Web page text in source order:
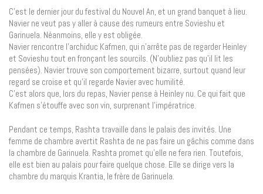
C’est le dernier jour du festival du Nouvel An, et un grand banquet à lieu.
Navier ne veut pas y aller à cause des rumeurs entre Sovieshu et
Garinuela. Néanmoins, elle y est obligée.
Navier rencontre l’archiduc Kafmen, qui n’arrête pas de regarder Heinley
et Sovieshu tout en fronçant les sourcils. (N’oubliez pas qu’il lit les
pensées). Navier trouve son comportement bizarre, surtout quand leur
regard se croise et qu’il regarde Navier avec humilité.
C’est alors que, lors du repas, Navier pense à Heinley nu. Ce qui fait que
Kafmen s’étouffe avec son vin, surprenant l’impératrice.
Pendant ce temps, Rashta travaille dans le palais des invités. Une
femme de chambre avertit Rashta de ne pas faire un gâchis comme dans
la chambre de Garinuela. Rashta promet qu’elle ne fera rien. Toutefois,
elle est bien au palais pour faire quelque chose. Elle se dirige vers la
chambre du marquis Krantia, le frère de Garinuela.